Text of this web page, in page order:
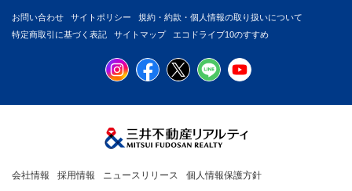
お問い合わせ サイトポリシー
規約・約款・個人情報の取り扱いについて
特定商取引に基づく表記
サイトマップ エコドライブ10のすすめ
会社情報 採用情報 ニュースリリース 個人情報保護方針